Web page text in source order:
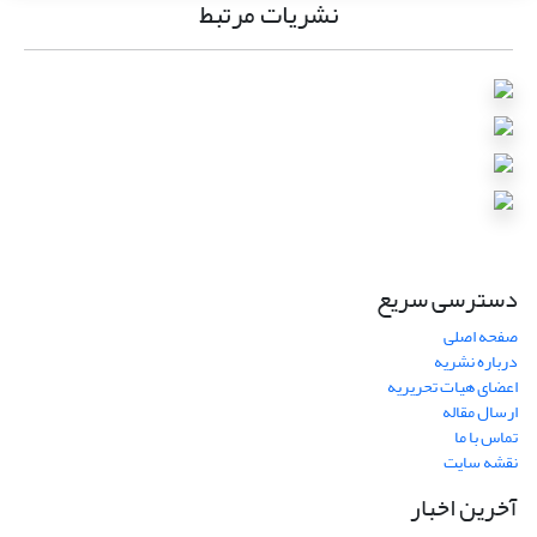
نشریات مرتبط
دسترسی سریع
صفحه اصلی
درباره نشریه
اعضای هیات تحریریه
ارسال مقاله
تماس با ما
نقشه سایت
آخرین اخبار